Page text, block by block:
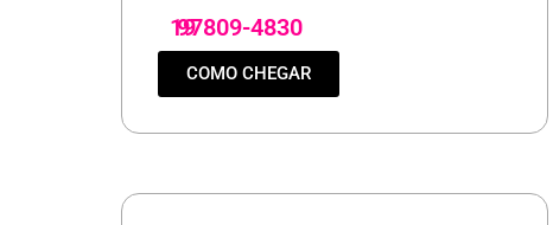
19
97809-4830
COMO CHEGAR